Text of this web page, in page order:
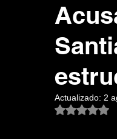
Actualizado: 2
Obtuvo